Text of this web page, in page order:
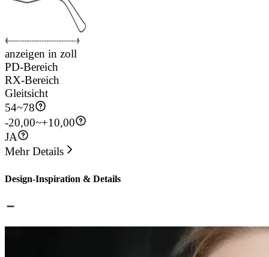
anzeigen in zoll
PD-Bereich
RX-Bereich
Gleitsicht
54~78
-20,00~+10,00
JA
Mehr Details
Design-Inspiration & Details